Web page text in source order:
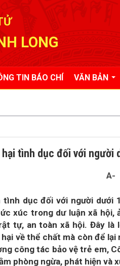
LONG
TIN BÁO CHÍ VĂN BẢN
tình dục đối với người
A-
tình dục đối với người dưới
xúc trong dư luận xã hội,
tự, an toàn xã hội. Đây là
về thể chất mà còn để
công tác bảo vệ trẻ em,
phòng ngừa, phát hiện và